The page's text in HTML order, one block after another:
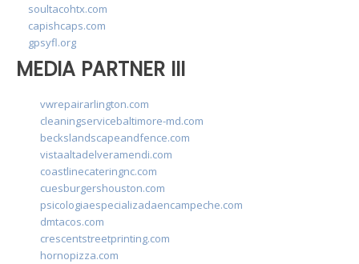
soultacohtx.com
capishcaps.com
gpsyfl.org
MEDIA PARTNER III
vwrepairarlington.com
cleaningservicebaltimore-md.com
beckslandscapeandfence.com
vistaaltadelveramendi.com
coastlinecateringnc.com
cuesburgershouston.com
psicologiaespecializadaencampeche.com
dmtacos.com
crescentstreetprinting.com
hornopizza.com